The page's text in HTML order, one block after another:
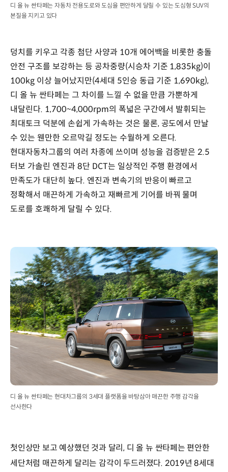
디 올 뉴 싼타페는 자동차 전용도로와 도심을 편안하게 달릴 수 있는 도심형 SUV의
본질을 지키고 있다
덩치를 키우고 각종 첨단 사양과 10개 에어백을 비롯한 충돌
안전 구조를 보강하는 등 공차중량(시승차 기준 1,835kg)이
100kg 이상 늘어났지만(4세대 5인승 동급 기준 1,690kg),
디 올 뉴 싼타페는 그 차이를 느낄 수 없을 만큼 가뿐하게
내달린다. 1,700~4,000rpm의 폭넓은 구간에서 발휘되는
최대토크 덕분에 손쉽게 가속하는 것은 물론, 공도에서 만날
수 있는 웬만한 오르막길 정도는 수월하게 오른다.
현대자동차그룹의 여러 차종에 쓰이며 성능을 검증받은 2.5
터보 가솔린 엔진과 8단 DCT는 일상적인 주행 환경에서
만족도가 대단히 높다. 엔진과 변속기의 반응이 빠르고
정확해서 매끈하게 가속하고 재빠르게 기어를 바꿔 물며
도로를 호쾌하게 달릴 수 있다.
디 올 뉴 싼타페는 현대차그룹의 3세대 플랫폼을 바탕삼아 매끈한 주행 감각을
선사한다
첫인상만 보고 예상했던 것과 달리, 디 올 뉴 싼타페는 편안한
세단처럼 매끈하게 달리는 감각이 두드러졌다. 2019년 8세대